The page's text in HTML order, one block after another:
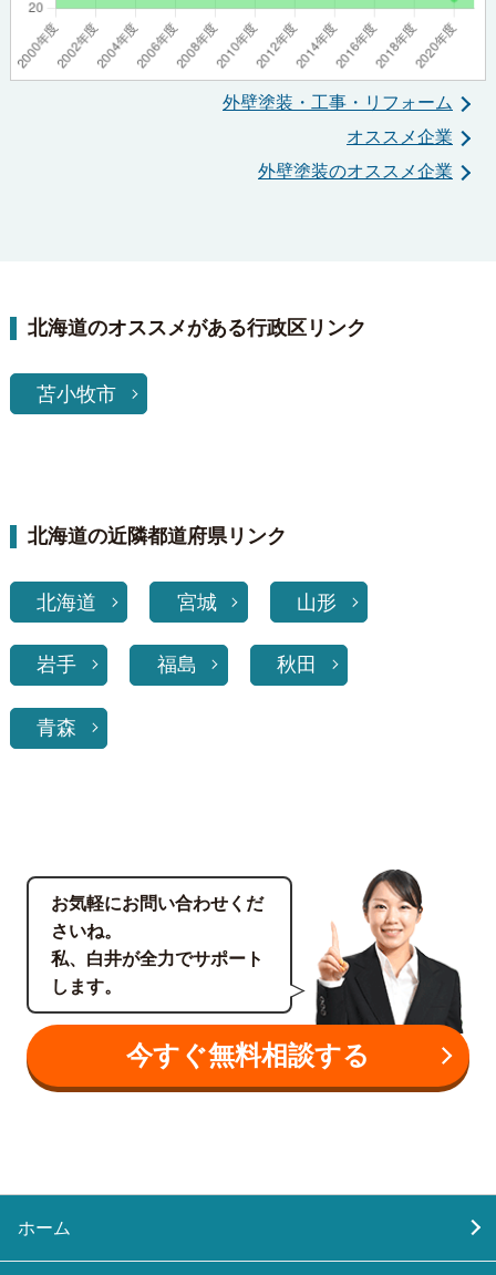
外壁塗装・工事・リフォーム
オススメ企業
外壁塗装のオススメ企業
北海道のオススメがある行政区リンク
苫小牧市
北海道の近隣都道府県リンク
北海道 宮城 山形
岩手 福島 秋田
青森
お気軽にお問い合わせくだ
さいね。
私、白井が全力でサポート
します。
今すぐ無料相談する
ホーム